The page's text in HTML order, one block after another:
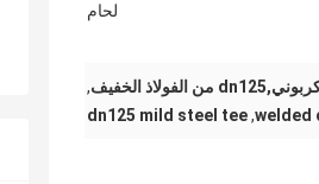
لحام
,
welded
,
dn125 mild steel tee